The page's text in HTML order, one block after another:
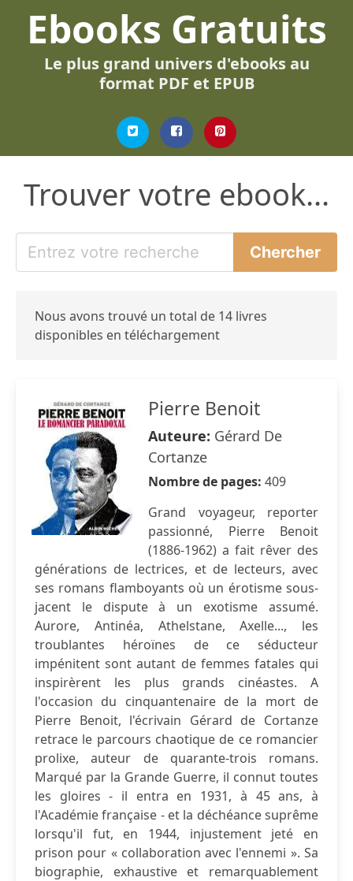
Ebooks Gratuits
Le plus grand univers d'ebooks au
format PDF et EPUB
Trouver votre ebook...
Nous avons trouvé un total de 14 livres
disponibles en téléchargement
Pierre Benoit
Auteure: Gérard De
Cortanze
Nombre de pages: 409
Grand voyageur, reporter
passionné, Pierre Benoit
(1886-1962) a fait rêver des
générations de lectrices, et de lecteurs, avec
ses romans flamboyants où un érotisme sous-
jacent le dispute à un exotisme assumé.
Aurore, Antinéa, Athelstane, Axelle..., les
troublantes héroïnes de ce séducteur
impénitent sont autant de femmes fatales qui
inspirèrent les plus grands cinéastes. A
l'occasion du cinquantenaire de la mort de
Pierre Benoit, l'écrivain Gérard de Cortanze
retrace le parcours chaotique de ce romancier
prolixe, auteur de quarante-trois romans.
Marqué par la Grande Guerre, il connut toutes
les gloires - il entra en 1931, à 45 ans, à
l'Académie française - et la déchéance suprême
lorsqu'il fut, en 1944, injustement jeté en
prison pour « collaboration avec l'ennemi ». Sa
biographie, exhaustive et remarquablement